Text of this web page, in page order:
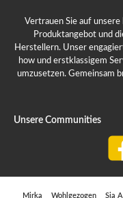
Vertrauen Sie auf
Produktangebot und
Herstellern. Unser
how und erstklassigem
umzusetzen. Gemeinsam
Unsere Communities
Mirka Wohlgezogen Sia